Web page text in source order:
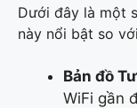
Dưới đây là một
này nổi bật so
Bản đồ
WiFi gần